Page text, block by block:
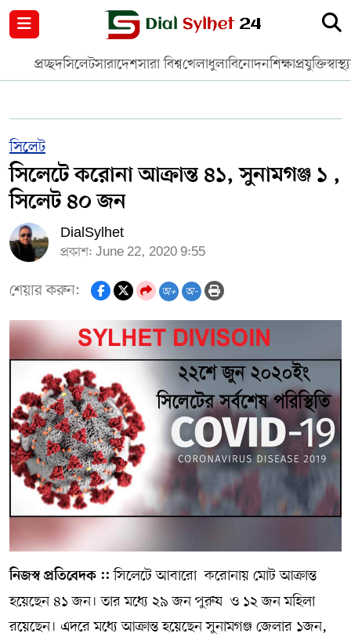
প্রচ্ছদসিলেটসারাদেশসারা বিশ্বখেলাধুলাবিনোদনশিক্ষাপ্রযুক্তি
সিলেট
সিলেটে করোনা আক্রান্ত ৪১, সুনামগঞ্জ ১ ,
সিলেট ৪০ জন
DialSylhet
প্রকাশ: June 22, 2020 9:55
শেয়ার করুন: অ+ অ-
নিজস্ব প্রতিবেদক ::সিলেটে আবারো করোনায় মোট আক্রান্ত
হয়েছেন ৪১ জন। তার মধ্যে ২৯ জন পুরুষ ও ১২ জন মহিলা
রয়েছেন। এদরে মধ্যে আক্রান্ত হয়েছেন সুনামগঞ্জ জেলার ১জন,
নগর পরিকল্পনা
সুনামগঞ্জ
হবিগঞ্জ
মৌলভীবাজার
জাতীয়
আন্তর্জাতিক
মুক্তমত
YOUTUBE
FACEBOOK
TERMS & CONDITIONS
EDITOR & PUBLISHER : SOHEL AHMED
ডায়ালসিলেট যাত্রা
CONTACT US
সম্পাদকীয় কলাম
ABOUT US
DIAL SYLHET